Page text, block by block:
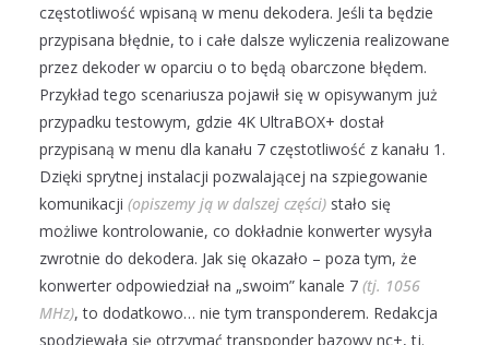
częstotliwość wpisaną w menu dekodera. Jeśli ta będzie
przypisana błędnie, to i całe dalsze wyliczenia realizowane
przez dekoder w oparciu o to będą obarczone błędem.
Przykład tego scenariusza pojawił się w opisywanym już
przypadku testowym, gdzie 4K UltraBOX+ dostał
przypisaną w menu dla kanału 7 częstotliwość z kanału 1.
Dzięki sprytnej instalacji pozwalającej na szpiegowanie
komunikacji (opiszemy ją w dalszej części) stało się
możliwe kontrolowanie, co dokładnie konwerter wysyła
zwrotnie do dekodera. Jak się okazało – poza tym, że
konwerter odpowiedział na „swoim” kanale 7 (tj. 1056
MHz), to dodatkowo… nie tym transponderem. Redakcja
spodziewała się otrzymać transponder bazowy nc+, tj.